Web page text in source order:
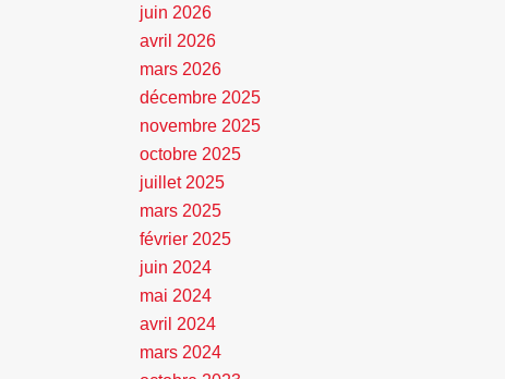
juin 2026
avril 2026
mars 2026
décembre 2025
novembre 2025
octobre 2025
juillet 2025
mars 2025
février 2025
juin 2024
mai 2024
avril 2024
mars 2024